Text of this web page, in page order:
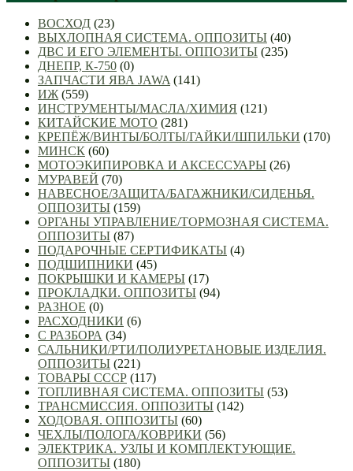
ВОСХОД (23)
ВЫХЛОПНАЯ СИСТЕМА. ОППОЗИТЫ (40)
ДВС И ЕГО ЭЛЕМЕНТЫ. ОППОЗИТЫ (235)
ДНЕПР, К-750 (0)
ЗАПЧАСТИ ЯВА JAWA (141)
ИЖ (559)
ИНСТРУМЕНТЫ/МАСЛА/ХИМИЯ (121)
КИТАЙСКИЕ МОТО (281)
КРЕПЁЖ/ВИНТЫ/БОЛТЫ/ГАЙКИ/ШПИЛЬКИ (170)
МИНСК (60)
МОТОЭКИПИРОВКА И АКСЕССУАРЫ (26)
МУРАВЕЙ (70)
НАВЕСНОЕ/ЗАЩИТА/БАГАЖНИКИ/СИДЕНЬЯ.
ОППОЗИТЫ (159)
ОРГАНЫ УПРАВЛЕНИЕ/ТОРМОЗНАЯ СИСТЕМА.
ОППОЗИТЫ (87)
ПОДАРОЧНЫЕ СЕРТИФИКАТЫ (4)
ПОДШИПНИКИ (45)
ПОКРЫШКИ И КАМЕРЫ (17)
ПРОКЛАДКИ. ОППОЗИТЫ (94)
РАЗНОЕ (0)
РАСХОДНИКИ (6)
С РАЗБОРА (34)
САЛЬНИКИ/РТИ/ПОЛИУРЕТАНОВЫЕ ИЗДЕЛИЯ.
ОППОЗИТЫ (221)
ТОВАРЫ СССР (117)
ТОПЛИВНАЯ СИСТЕМА. ОППОЗИТЫ (53)
ТРАНСМИССИЯ. ОППОЗИТЫ (142)
ХОДОВАЯ. ОППОЗИТЫ (60)
ЧЕХЛЫ/ПОЛОГА/КОВРИКИ (56)
ЭЛЕКТРИКА. УЗЛЫ И КОМПЛЕКТУЮЩИЕ.
ОППОЗИТЫ (180)